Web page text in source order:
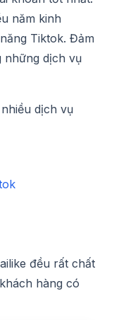
năm kinh
Tiktok. Đảm
những dịch vụ
dịch vụ
đều rất chất
hàng có